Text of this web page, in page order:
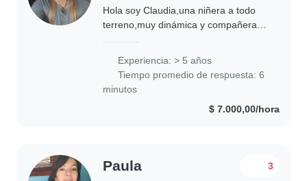
Hola soy Claudia,una niñera a todo
terreno,muy dinámica y compañera
considero una gran persona y
sociable sin..
Experiencia: > 5 años
Tiempo promedio de respuesta: 6
minutos
$ 7.000,00/hora
Paula 3